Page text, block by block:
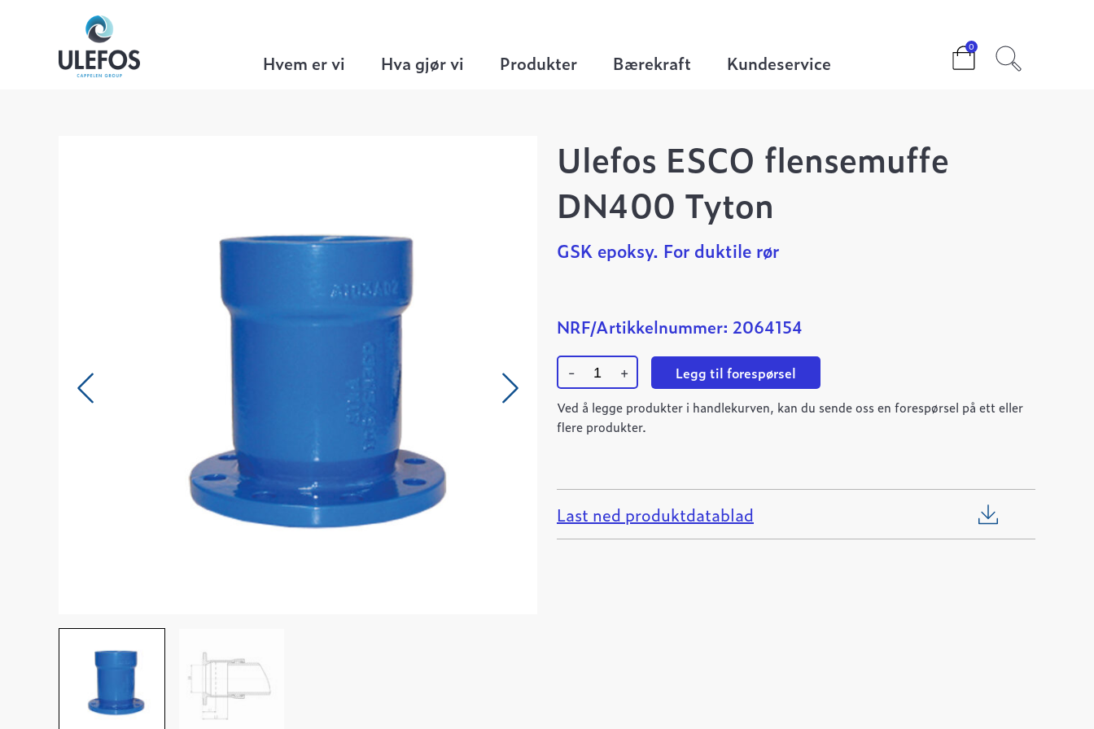
0
Hvem er vi Hva gjør vi Produkter Bærekraft Kundeservice
Ulefos>
Ulefos ESCO flensemuffe
DN400 Tyton
GSK epoksy. For duktile rør
NRF/Artikkelnummer: 2064154
-
Ulefos
ESCO
flensemuffe
DN400
+ Legg til forespørsel
Ved å legge produkter i handlekurven, kan du sende oss en forespørsel på ett eller
flere produkter.
Last ned produktdatablad